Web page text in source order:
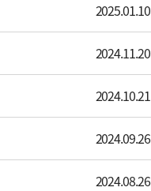
2025.01.10
2024.11.20
2024.10.21
2024.09.26
2024.08.26